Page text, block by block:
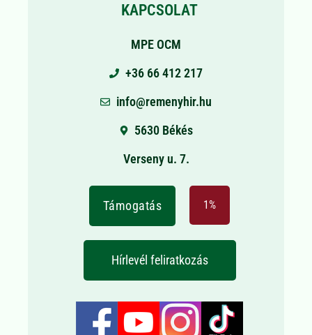
KAPCSOLAT
MPE OCM
+36 66 412 217
info@remenyhir.hu
5630 Békés
Verseny u. 7.
Támogatás 1%
Hírlevél feliratkozás